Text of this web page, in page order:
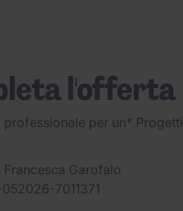
l'offerta
professionale per un*
Francesca Garofalo
7011371